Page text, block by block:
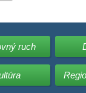
ruch